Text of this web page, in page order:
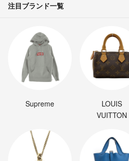
注目ブランド一覧
Supreme
LOUIS
VUITTON